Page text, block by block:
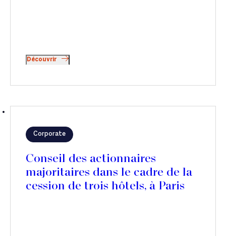
Découvrir
Corporate
Conseil des actionnaires
majoritaires dans le cadre de la
cession de trois hôtels, à Paris